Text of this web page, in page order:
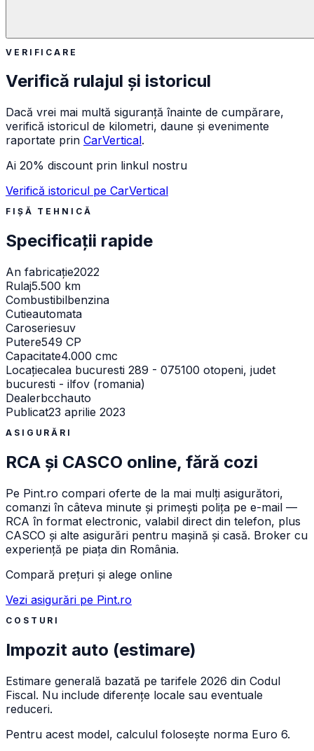
VERIFICARE
Verifică rulajul și istoricul
Dacă vrei mai multă siguranță înainte de cumpărare,
verifică istoricul de kilometri, daune și evenimente
raportate prin CarVertical.
Ai 20% discount prin linkul nostru
Verifică istoricul pe CarVertical
FIȘĂ TEHNICĂ
Specificații rapide
An fabricație2022
Rulaj5.500 km
Combustibilbenzina
Cutieautomata
Caroseriesuv
Putere549 CP
Capacitate4.000 cmc
Locațiecalea bucuresti 289 - 075100 otopeni, judet
bucuresti - ilfov (romania)
Dealerbcchauto
Publicat23 aprilie 2023
ASIGURĂRI
RCA și CASCO online, fără cozi
Pe Pint.ro compari oferte de la mai mulți asigurători,
comanzi în câteva minute și primești polița pe e-mail —
RCA în format electronic, valabil direct din telefon, plus
CASCO și alte asigurări pentru mașină și casă. Broker cu
experiență pe piața din România.
Compară prețuri și alege online
Vezi asigurări pe Pint.ro
COSTURI
Impozit auto (estimare)
Estimare generală bazată pe tarifele 2026 din Codul
Fiscal. Nu include diferențe locale sau eventuale
reduceri.
Pentru acest model, calculul folosește norma Euro 6.